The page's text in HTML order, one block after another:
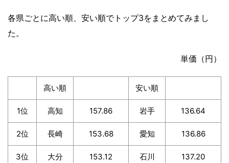
各県ごとに高い順、安い順でトップ3をまとめてみまし
た。
単価（円）
高い順 安い順
1位 高知 157.86 岩手 136.64
2位 長崎 153.68 愛知 136.86
3位 大分 153.12 石川 137.20